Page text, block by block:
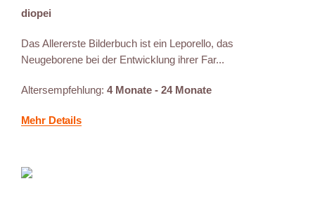
diopei
Das Allererste Bilderbuch ist ein Leporello, das
Neugeborene bei der Entwicklung ihrer Far...
Altersempfehlung: 4 Monate - 24 Monate
Mehr Details